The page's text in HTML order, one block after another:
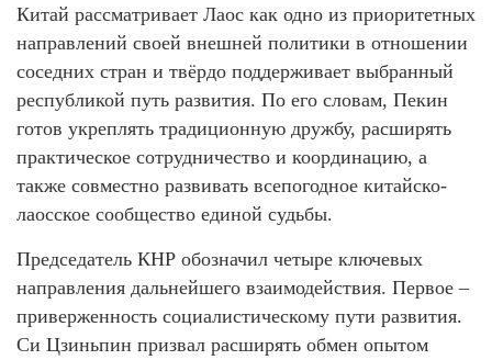
Китай рассматривает Лаос как одно из приоритетных
направлений своей внешней политики в отношении
соседних стран и твёрдо поддерживает выбранный
республикой путь развития. По его словам, Пекин
готов укреплять традиционную дружбу, расширять
практическое сотрудничество и координацию, а
также совместно развивать всепогодное китайско-
лаосское сообщество единой судьбы.
Председатель КНР обозначил четыре ключевых
направления дальнейшего взаимодействия. Первое –
приверженность социалистическому пути развития.
Си Цзиньпин призвал расширять обмен опытом